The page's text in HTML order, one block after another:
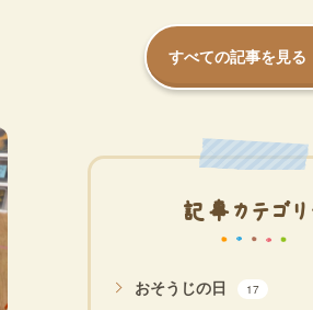
すべての記事を見る
記事カテゴリ
おそうじの日 17